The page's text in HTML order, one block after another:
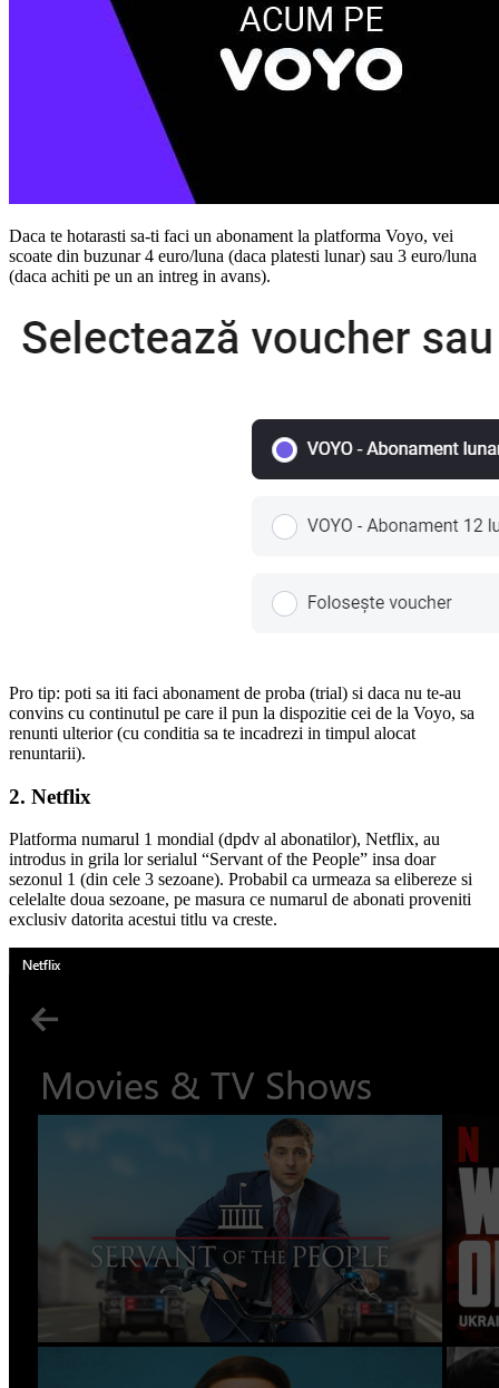
Daca te hotarasti sa-ti faci un abonament la platforma Voyo, vei
scoate din buzunar 4 euro/luna (daca platesti lunar) sau 3 euro/luna
(daca achiti pe un an intreg in avans).
Pro tip: poti sa iti faci abonament de proba (trial) si daca nu te-au
convins cu continutul pe care il pun la dispozitie cei de la Voyo, sa
renunti ulterior (cu conditia sa te incadrezi in timpul alocat
renuntarii).
2. Netflix
Platforma numarul 1 mondial (dpdv al abonatilor), Netflix, au
introdus in grila lor serialul “Servant of the People” insa doar
sezonul 1 (din cele 3 sezoane). Probabil ca urmeaza sa elibereze si
celelalte doua sezoane, pe masura ce numarul de abonati proveniti
exclusiv datorita acestui titlu va creste.